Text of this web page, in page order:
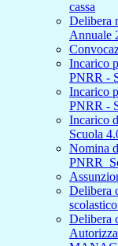
cassa
Delibera
Annuale
Incarico
PNRR -
Incarico
PNRR -
Incarico
Scuola
Nomina
Delibera
Delibera